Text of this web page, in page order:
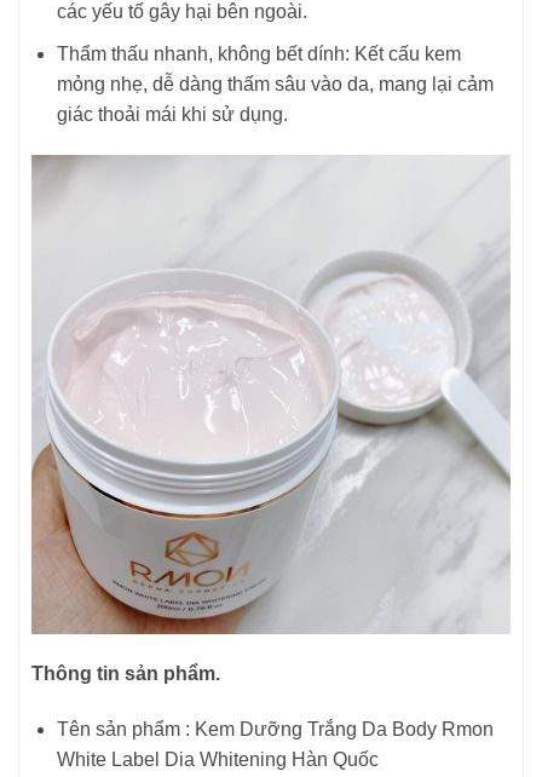
các yếu tố gây hại bên ngoài.
Thẩm thấu nhanh, không bết dính: Kết cấu kem
mỏng nhẹ, dễ dàng thấm sâu vào da, mang lại cảm
giác thoải mái khi sử dụng.
Thông tin sản phẩm.
Tên sản phẩm : Kem Dưỡng Trắng Da Body Rmon
White Label Dia Whitening Hàn Quốc